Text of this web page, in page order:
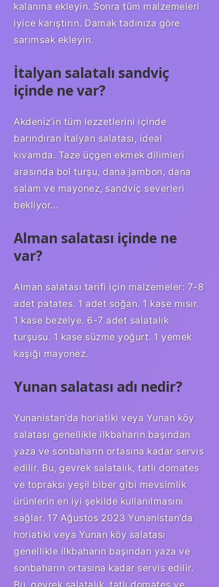
kalanına ekleyin. Sonra tüm malzemeleri
iyice karıştırın. Damak tadınıza göre
sarımsak ekleyin.
İtalyan salatalı sandviç
içinde ne var?
Akdeniz’in tüm lezzetlerini içinde
barındıran İtalyan salatası, ideal
kıvamda. Taze üçgen ekmek dilimleri
arasında bol turşu, dana jambon, dana
salam ve mayonez, sandviç severleri
bekliyor…
Alman salatası içinde ne
var?
Alman salatası tarifi için malzemeler: 7-8
adet patates. 1 adet soğan. 1 kase mısır.
1 kase bezelye. 6-7 adet salatalık
turşusu. 1 kase süzme yoğurt. 1 yemek
kaşığı mayonez.
Yunan salatası adı nedir?
Yunanistan’da horiatiki veya Yunan köy
salatası genellikle ilkbaharın başından
yaza ve sonbaharın ortasına kadar servis
edilir. Bu, gevrek salatalık, tatlı domates
ve topraksı yeşil biber gibi mevsimlik
ürünlerin en iyi şekilde kullanılmasını
sağlar. 17 Ağustos 2023 Yunanistan’da
horiatiki veya Yunan köy salatası
genellikle ilkbaharın başından yaza ve
sonbaharın ortasına kadar servis edilir.
Bu, gevrek salatalık, tatlı domates ve